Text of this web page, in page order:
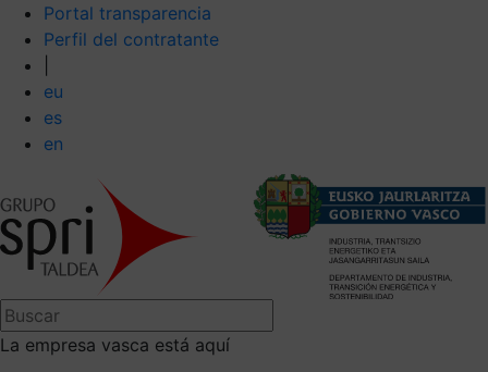
Portal transparencia
Perfil del contratante
eu
es
en
La empresa vasca está aquí